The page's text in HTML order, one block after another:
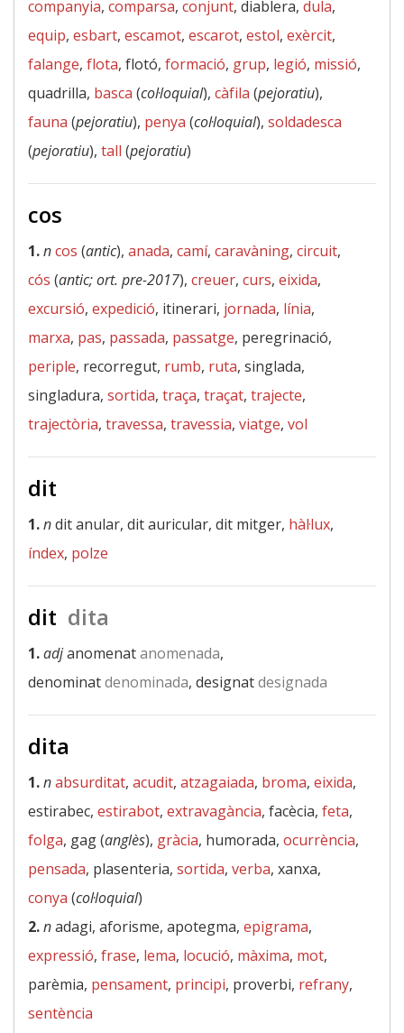
companyia, comparsa, conjunt, diablera, dula,
equip, esbart, escamot, escarot, estol, exèrcit,
falange, flota, flotó, formació, grup, legió, missió,
quadrilla, basca (col·loquial), càfila (pejoratiu),
fauna (pejoratiu), penya (col·loquial), soldadesca
(pejoratiu), tall (pejoratiu)
cos
1.ncos (antic), anada, camí, caravàning, circuit,
cós (antic; ort. pre-2017), creuer, curs, eixida,
excursió, expedició, itinerari, jornada, línia,
marxa, pas, passada, passatge, peregrinació,
periple, recorregut, rumb, ruta, singlada,
singladura, sortida, traça, traçat, trajecte,
trajectòria, travessa, travessia, viatge, vol
dit
1.ndit anular, dit auricular, dit mitger, hàl·lux,
índex, polze
dit dita
1.adjanomenatanomenada,
denominatdenominada, designatdesignada
dita
1.nabsurditat, acudit, atzagaiada, broma, eixida,
estirabec, estirabot, extravagància, facècia, feta,
folga, gag (anglès), gràcia, humorada, ocurrència,
pensada, plasenteria, sortida, verba, xanxa,
conya (col·loquial)
2.nadagi, aforisme, apotegma, epigrama,
expressió, frase, lema, locució, màxima, mot,
parèmia, pensament, principi, proverbi, refrany,
sentència